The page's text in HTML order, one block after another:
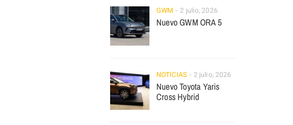
GWM 2 julio, 2026
Nuevo GWM ORA 5
NOTICIAS 2 julio, 2026
Nuevo Toyota Yaris
Cross Hybrid